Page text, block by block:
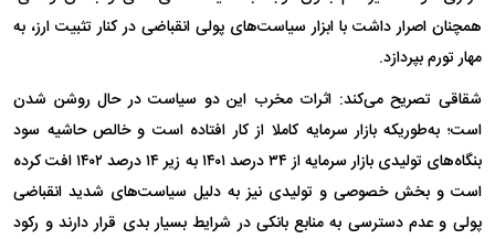
همچنان اصرار داشت با ابزار سیاست‌های پولی انقباضی در کنار تثبیت ارز، به
مهار تورم بپردازد.
شقاقی تصریح می‌کند: اثرات مخرب این دو سیاست در حال روشن شدن
است؛ به‌طوریکه بازار سرمایه کاملا از کار افتاده است و خالص حاشیه سود
بنگاه‌های تولیدی بازار سرمایه از ۳۴ درصد ۱۴۰۱ به زیر ۱۴ درصد ۱۴۰۲ افت کرده
است و بخش خصوصی و تولیدی نیز به دلیل سیاست‌های شدید انقباضی
پولی و عدم دسترسی به منابع بانکی در شرایط بسیار بدی قرار دارند و رکود